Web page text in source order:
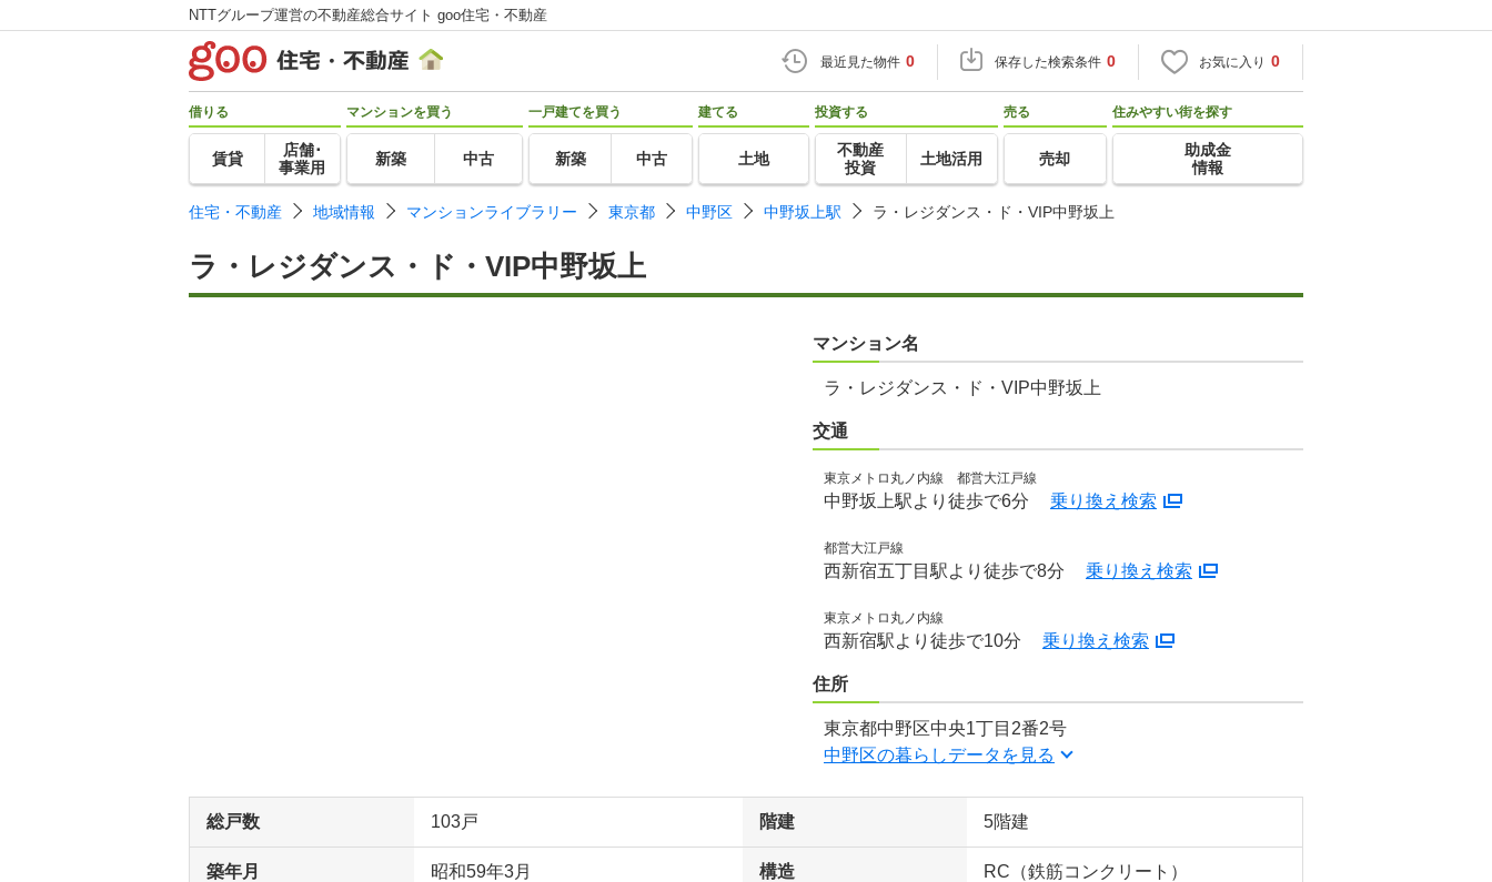
NTTグループ運営の不動産総合サイト goo住宅・不動産
最近見た物件 0 保存した検索条件 0 お気に入り 0
借りる
賃貸
店舗･
事業用
マンションを買う
新築 中古
一戸建てを買う
新築 中古
建てる
土地
投資する
不動産
投資
土地活用
売る
売却
住みやすい街を探す
助成金
情報
住宅・不動産 地域情報 マンションライブラリー 東京都 中野区 中野坂上駅 ラ・レジダンス・ド・VIP中野坂上
ラ・レジダンス・ド・VIP中野坂上
マンション名
ラ・レジダンス・ド・VIP中野坂上
交通
東京メトロ丸ノ内線 都営大江戸線
中野坂上駅より徒歩で6分 乗り換え検索
都営大江戸線
西新宿五丁目駅より徒歩で8分 乗り換え検索
東京メトロ丸ノ内線
西新宿駅より徒歩で10分 乗り換え検索
住所
東京都中野区中央1丁目2番2号
中野区の暮らしデータを見る
総戸数 103戸 階建 5階建
築年月 昭和59年3月 構造 RC（鉄筋コンクリート）